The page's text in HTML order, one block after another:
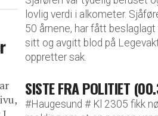
lovlig verdi i alkometer.
50 årnene, har fått
sitt og avgitt blod på
oppretter sak.
SISTE FRA POLITIET
#Haugesund # Kl 2305 fikk